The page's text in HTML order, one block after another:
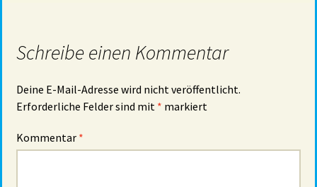
Schreibe einen Kommentar
Deine E-Mail-Adresse wird nicht veröffentlicht.
Erforderliche Felder sind mit * markiert
Kommentar *